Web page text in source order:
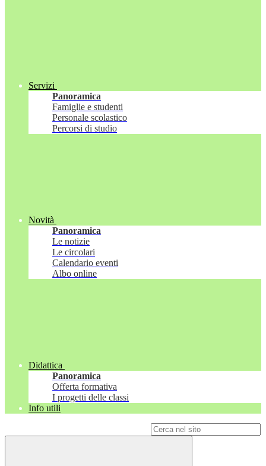
Servizi
Panoramica
Famiglie e studenti
Personale scolastico
Percorsi di studio
Novità
Panoramica
Le notizie
Le circolari
Calendario eventi
Albo online
Didattica
Panoramica
Offerta formativa
I progetti delle classi
Info utili